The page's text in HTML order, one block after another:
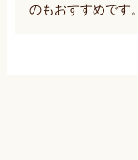
のもおすすめです。